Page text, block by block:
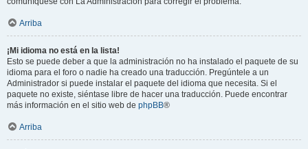
Arriba
¡Mi idioma no está en la lista!
Esto se puede deber a que la administración no ha instalado el paquete de su
idioma para el foro o nadie ha creado una traducción. Pregúntele a un
Administrador si puede instalar el paquete del idioma que necesita. Si el
paquete no existe, siéntase libre de hacer una traducción. Puede encontrar
más información en el sitio web de phpBB®
Arriba